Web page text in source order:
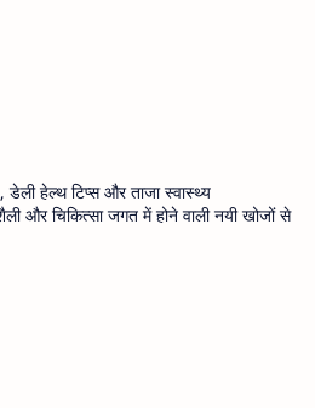
हेल्थ टिप्स और ताजा स्वास्थ्य
और चिकित्सा जगत में होने वाली नयी खोजों से